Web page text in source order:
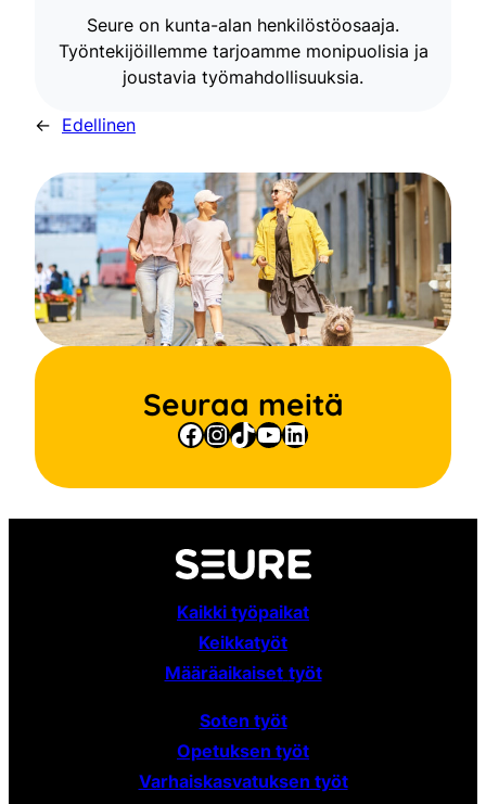
Seure on kunta-alan henkilöstöosaaja.
Työntekijöillemme tarjoamme monipuolisia ja
joustavia työmahdollisuuksia.
← Edellinen
Seuraa meitä
Facebook
Instagram
TikTok
YouTube
LinkedIn
Kaikki työpaikat
Keikkatyöt
Määräaikaiset työt
Soten työt
Opetuksen työt
Varhaiskasvatuksen työt